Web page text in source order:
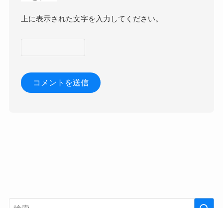
上に表示された文字を入力してください。